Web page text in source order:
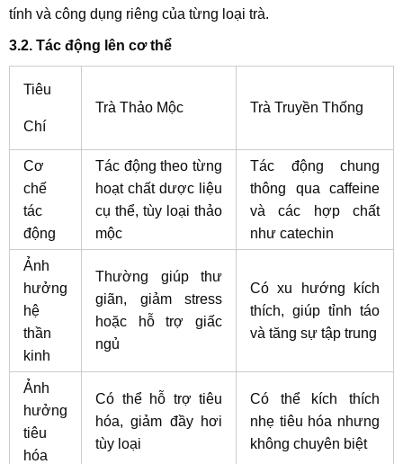
tính và công dụng riêng của từng loại trà.
3.2. Tác động lên cơ thể
Tiêu
Chí
Trà Thảo Mộc Trà Truyền Thống
Cơ
chế
tác
động
Tác động theo từng
hoạt chất dược liệu
cụ thể, tùy loại thảo
mộc
Tác động chung
thông qua caffeine
và các hợp chất
như catechin
Ảnh
hưởng
hệ
thần
kinh
Thường giúp thư
giãn, giảm stress
hoặc hỗ trợ giấc
ngủ
Có xu hướng kích
thích, giúp tỉnh táo
và tăng sự tập trung
Ảnh
hưởng
tiêu
hóa
Có thể hỗ trợ tiêu
hóa, giảm đầy hơi
tùy loại
Có thể kích thích
nhẹ tiêu hóa nhưng
không chuyên biệt